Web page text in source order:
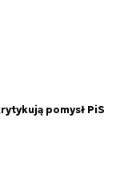
pomysł PiS